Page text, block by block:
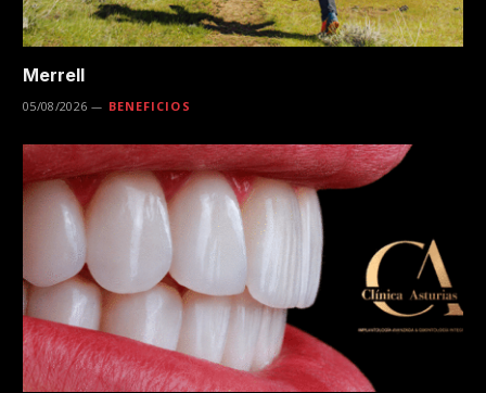
Merrell
05/08/2026 BENEFICIOS